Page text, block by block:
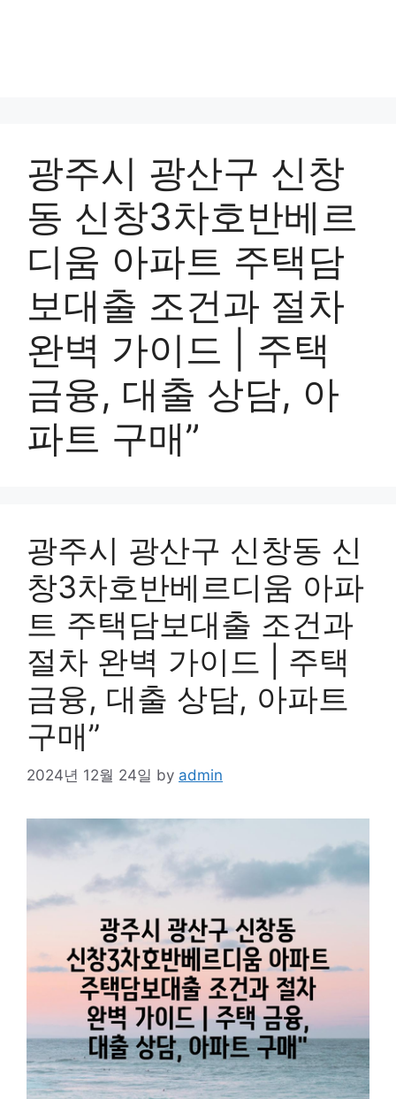
광주시 광산구 신창
동 신창3차호반베르
디움 아파트 주택담
보대출 조건과 절차
완벽 가이드 | 주택
금융, 대출 상담, 아
파트 구매”
광주시 광산구 신창동 신
창3차호반베르디움 아파
트 주택담보대출 조건과
절차 완벽 가이드 | 주택
금융, 대출 상담, 아파트
구매”
2024년 12월 24일 by admin